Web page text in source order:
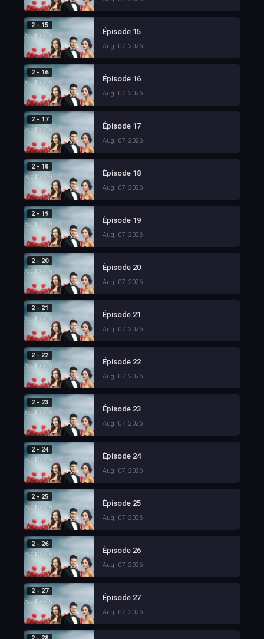
2 - 15
Épisode 15
Aug. 07, 2026
2 - 16
Épisode 16
Aug. 07, 2026
2 - 17
Épisode 17
Aug. 07, 2026
2 - 18
Épisode 18
Aug. 07, 2026
2 - 19
Épisode 19
Aug. 07, 2026
2 - 20
Épisode 20
Aug. 07, 2026
2 - 21
Épisode 21
Aug. 07, 2026
2 - 22
Épisode 22
Aug. 07, 2026
2 - 23
Épisode 23
Aug. 07, 2026
2 - 24
Épisode 24
Aug. 07, 2026
2 - 25
Épisode 25
Aug. 07, 2026
2 - 26
Épisode 26
Aug. 07, 2026
2 - 27
Épisode 27
Aug. 07, 2026